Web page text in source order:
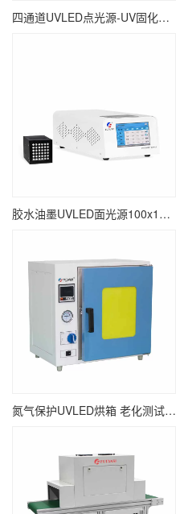
四通道UVLED点光源-UV固化点照射-∅16mm
胶水油墨UVLED面光源100x100 瞬间固化面光源UV固化机
氮气保护UVLED烘箱 老化测试紫外线UV固化箱